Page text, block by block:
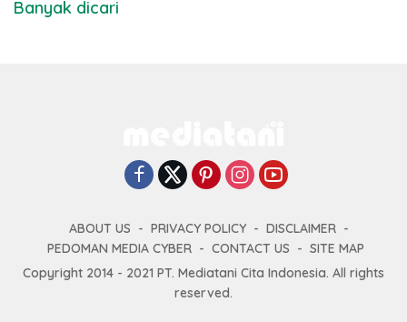
Banyak dicari
ABOUT US PRIVACY POLICY
DISCLAIMER
PEDOMAN MEDIA CYBER
CONTACT US
SITE MAP
Copyright 2014 - 2021 PT. Mediatani Cita Indonesia. All rights
reserved.